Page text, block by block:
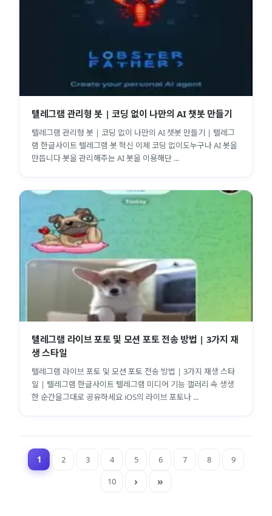
텔레그램 관리형 봇 | 코딩 없이 나만의 AI 챗봇 만들기
텔레그램 관리형 봇 | 코딩 없이 나만의 AI 챗봇 만들기 | 텔레그
램 한글사이트 텔레그램 봇 혁신 이제 코딩 없이도누구나 AI 봇을
만듭니다 봇을 관리해주는 AI 봇을 이용해단 ...
텔레그램 라이브 포토 및 모션 포토 전송 방법 | 3가지 재
생 스타일
텔레그램 라이브 포토 및 모션 포토 전송 방법 | 3가지 재생 스타
일 | 텔레그램 한글사이트 텔레그램 미디어 기능 갤러리 속 생생
한 순간을그대로 공유하세요 iOS의 라이브 포토나 ...
1 2 3 4 5 6 7 8
9
10